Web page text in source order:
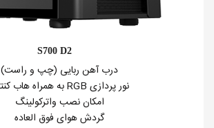
S700 D2
درب آهن ربایی (چپ و راست)
نور پردازی RGB به همراه هاب کنترلر
امکان نصب واترکولینگ
گردش هوای فوق العاده